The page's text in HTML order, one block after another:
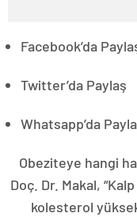
Facebook’da
Twitter’da Paylaş
Whatsapp’da
Obeziteye hangi
Doç. Dr. Makal,
kolesterol